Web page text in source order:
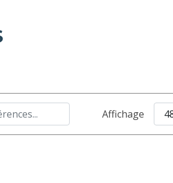
Affichage